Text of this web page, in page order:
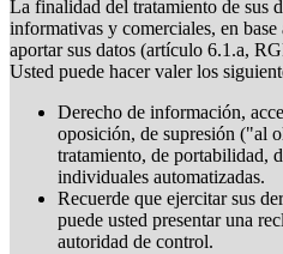
La finalidad del tratamiento de sus
informativas y comerciales, en
aportar sus datos (artículo 6.1.a,
Usted puede hacer valer los
Derecho de información,
oposición, de supresión ("al
tratamiento, de portabilidad,
individuales automatizadas.
Recuerde que ejercitar sus
puede usted presentar una
autoridad de control.